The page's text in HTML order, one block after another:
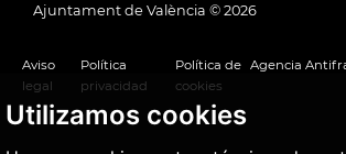
Utilizamos cookies
Ajuntament de València © 2026
Aviso
legal
Política
privacidad
Política de
cookies
Agencia